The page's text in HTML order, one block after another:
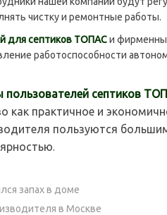
чистку и ремонтные работы.
для септиков ТОПАСи
работоспособности
пользователей септиков
как практичное и
пользуются
.
запах в доме
в Москве